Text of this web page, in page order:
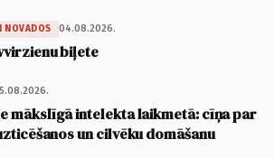
NOVADOS 04.08.2026.
biļete
mākslīgā intelekta laikmetā: cīņa par
un cilvēku domāšanu